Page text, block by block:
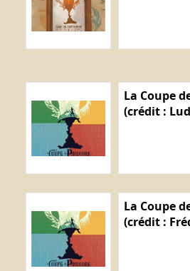
La Coupe
(crédit :
La Coupe
(crédit :